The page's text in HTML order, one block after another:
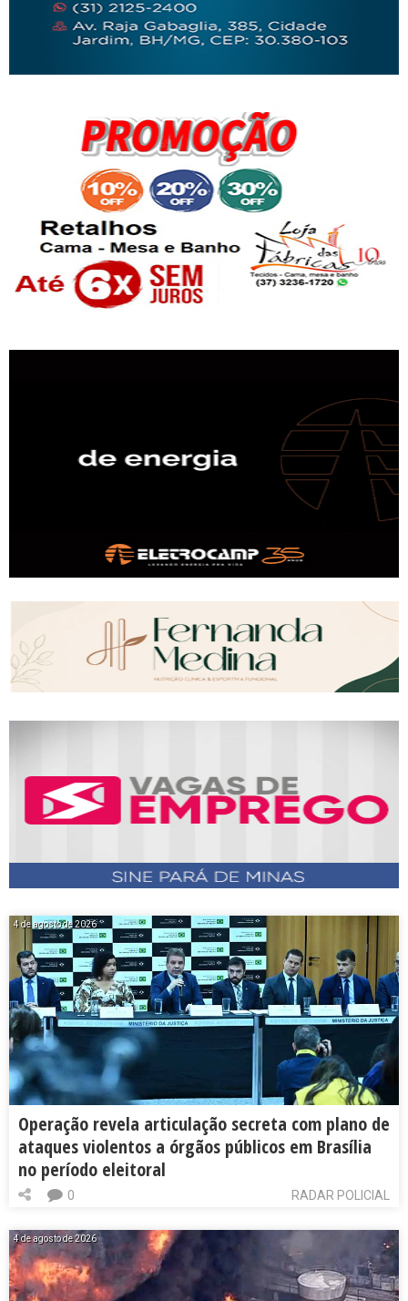
4 de agosto de 2026
Operação revela articulação secreta com plano de
ataques violentos a órgãos públicos em Brasília
no período eleitoral
RADAR POLICIAL
0
4 de agosto de 2026